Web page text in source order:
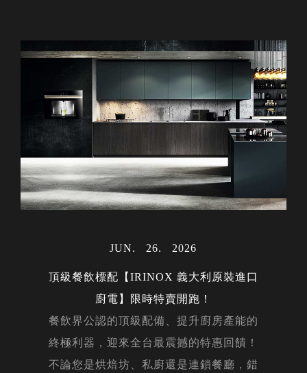
JUN 26 2026
頂級餐飲標配【IRINOX 義大利原裝進口
廚電】限時特賣開跑！
餐飲界公認的頂級配備、提升廚房產能的
終極利器，迎來全台最震撼的特惠回饋！
不論您是烘焙坊、私廚還是連鎖餐廳，錯
JUN 22 2026
APR 24 2026
JAN 05 2026
OCT 30 2025
JAN 17 2025
MAY 22 2024
MAY 06 2024
APR 26 2024
MAR 2024
MAR 19 2024
FEB 27 2024
FEB 01 2024
JAN 17 2024
DEC 14
2023
NOV 29 2023
NOV 01 2023
AUG 07 2023
AUG 04 2023
JUL 27 2023
APR 24 2023
APR 20 2023
JAN 31 2023
JAN 10 2023
DEC 15
2022
NOV 21 2022
OCT 14 2022
AUG 27 2022
MAY
12 2022
APR 08 2020
FEB 14 2020
DEC 23 2019
NOV 20 2019
OCT 16 2019
JUN 20 2019
MAY 20 2019
DEC 12 2018